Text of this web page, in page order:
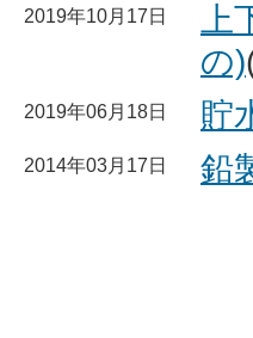
2019年10月17日
の)
2019年06月18日 貯
2014年03月17日 鉛